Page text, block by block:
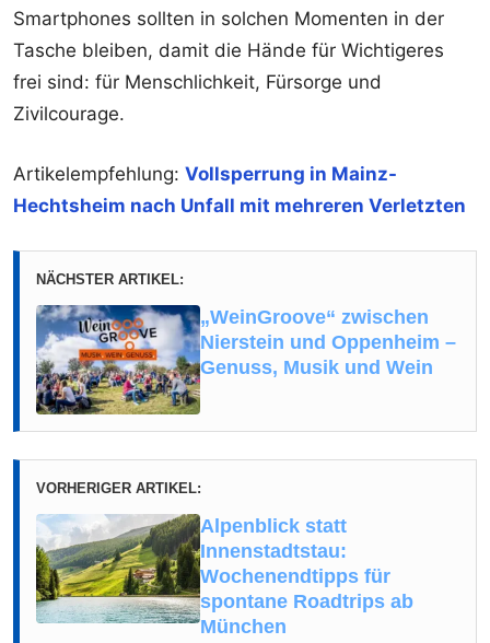
Smartphones sollten in solchen Momenten in der
Tasche bleiben, damit die Hände für Wichtigeres
frei sind: für Menschlichkeit, Fürsorge und
Zivilcourage.
Artikelempfehlung: Vollsperrung in Mainz-
Hechtsheim nach Unfall mit mehreren Verletzten
NÄCHSTER ARTIKEL:
„WeinGroove“ zwischen
Nierstein und Oppenheim –
Genuss, Musik und Wein
VORHERIGER ARTIKEL:
Alpenblick statt
Innenstadtstau:
Wochenendtipps für
spontane Roadtrips ab
München